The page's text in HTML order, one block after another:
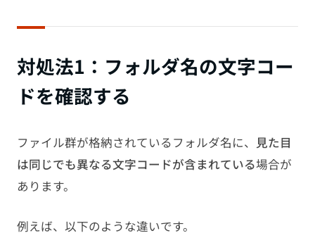
対処法1：フォルダ名の文字コー
ドを確認する
ファイル群が格納されているフォルダ名に、 見た目
は同じでも異なる文字コードが含まれている場合が
あります。
例えば、以下のような違いです。